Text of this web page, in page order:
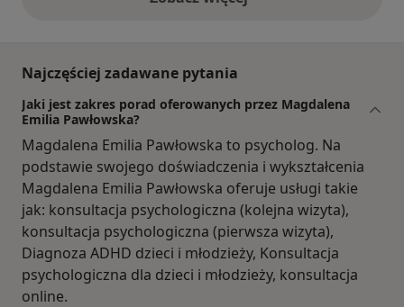
opinie powyżej
Najczęściej zadawane pytania
Jaki jest zakres porad oferowanych przez Magdalena
Emilia Pawłowska?
Magdalena Emilia Pawłowska to psycholog. Na
podstawie swojego doświadczenia i wykształcenia
Magdalena Emilia Pawłowska oferuje usługi takie
jak: konsultacja psychologiczna (kolejna wizyta),
konsultacja psychologiczna (pierwsza wizyta),
Diagnoza ADHD dzieci i młodzieży, Konsultacja
psychologiczna dla dzieci i młodzieży, konsultacja
online.